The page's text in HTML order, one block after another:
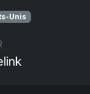
Unis